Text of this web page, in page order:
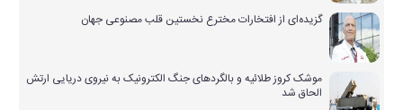
گزیده‌ای از افتخارات مخترع نخستین قلب مصنوعی جهان
موشک کروز طلائیه و بالگردهای جنگ الکترونیک به نیروی دریایی ارتش
الحاق شد